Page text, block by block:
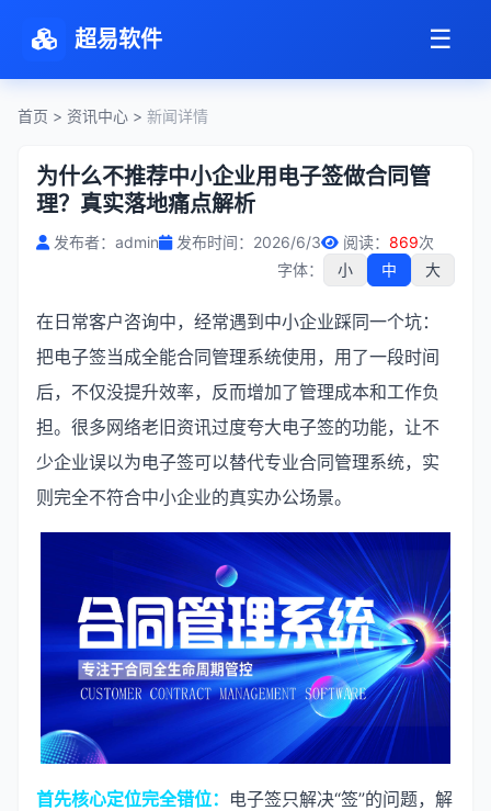
超易软件 ☰
首页 > 资讯中心 > 新闻详情
为什么不推荐中小企业用电子签做合同管
理？真实落地痛点解析
发布者：admin 发布时间：2026/6/3 阅读： 869次
字体：
小 中 大
在日常客户咨询中，经常遇到中小企业踩同一个坑：
把电子签当成全能合同管理系统使用，用了一段时间
后，不仅没提升效率，反而增加了管理成本和工作负
担。很多网络老旧资讯过度夸大电子签的功能，让不
少企业误以为电子签可以替代专业合同管理系统，实
则完全不符合中小企业的真实办公场景。
首先核心定位完全错位： 电子签只解决“签”的问题，解